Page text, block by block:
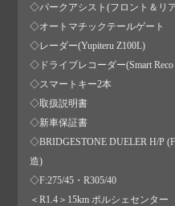
◇パークアシスト(フロント＆リ
◇オートマチックテールゲート
◇レーダー(Yupiteru Z100L)
◇ドライブレコーダー(Smart Reco
◇スマートキー2本
◇取扱説明書
◇新車保証書
◇BRIDGESTONE DUELER H/P
造)
◇F:275/45・R305/40
＜R1.4＞15km ポルシェセンタ